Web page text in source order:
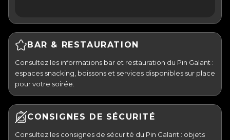
BAR & RESTAURATION
Consultez les informations bar et restauration du Pin Galant :
espaces snacking, boissons et services disponibles sur place
pour votre soirée.
CONSIGNES DE SÉCURITÉ
Consultez les consignes de sécurité du Pin Galant : objets